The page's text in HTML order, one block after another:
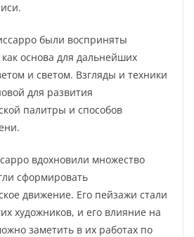
были восприняты
основа для дальнейших
и светом. Взгляды и техники
для развития
палитры и способов
вдохновили множество
сформировать
движение. Его пейзажи стали
художников, и его влияние на
заметить в их работах по